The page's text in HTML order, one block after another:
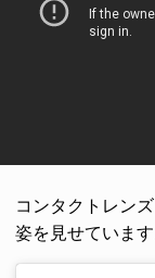
コンタクトレン
姿を見せています